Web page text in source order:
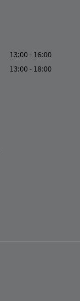
13:00 - 16:00
13:00 - 18:00